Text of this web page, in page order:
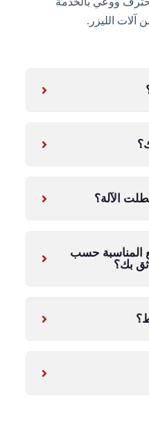
آلات الليزر.
الآلة؟
المناسبة حسب
بك؟